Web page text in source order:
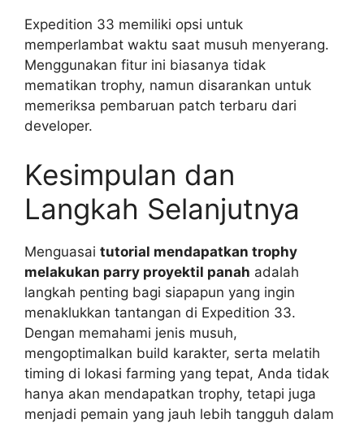
Expedition 33 memiliki opsi untuk
memperlambat waktu saat musuh menyerang.
Menggunakan fitur ini biasanya tidak
mematikan trophy, namun disarankan untuk
memeriksa pembaruan patch terbaru dari
developer.
Kesimpulan dan
Langkah Selanjutnya
Menguasai tutorial mendapatkan trophy
melakukan parry proyektil panah adalah
langkah penting bagi siapapun yang ingin
menaklukkan tantangan di Expedition 33.
Dengan memahami jenis musuh,
mengoptimalkan build karakter, serta melatih
timing di lokasi farming yang tepat, Anda tidak
hanya akan mendapatkan trophy, tetapi juga
menjadi pemain yang jauh lebih tangguh dalam